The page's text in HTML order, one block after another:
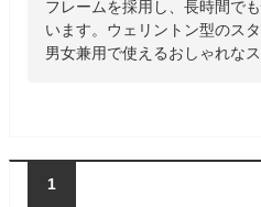
フレームを採用し、長時間で
います。ウェリントン型のス
男女兼用で使えるおしゃれな
1